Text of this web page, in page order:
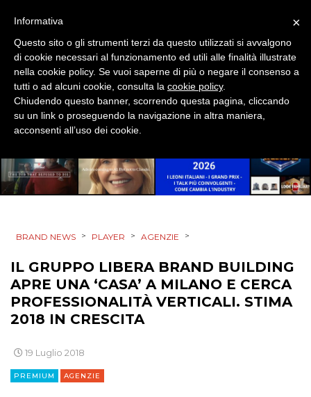
EVENTI
MOBILE
PROMOZIONI
PRODOTTI
CSR
STRATEGIE
DIGITALE
BRAND NEWS > PLAYER > AGENZIE >
IL GRUPPO LIBERA BRAND BUILDING
APRE UNA ‘CASA’ A MILANO E CERCA
PROFESSIONALITÀ VERTICALI. STIMA
2018 IN CRESCITA
19 Luglio 2018
PREMIUM AGENZIE
×
Informativa
Questo sito o gli strumenti terzi da questo utilizzati si avvalgono
di cookie necessari al funzionamento ed utili alle finalità illustrate
nella cookie policy. Se vuoi saperne di più o negare il consenso a
tutti o ad alcuni cookie, consulta la cookie policy.
Chiudendo questo banner, scorrendo questa pagina, cliccando
su un link o proseguendo la navigazione in altra maniera,
acconsenti all’uso dei cookie.